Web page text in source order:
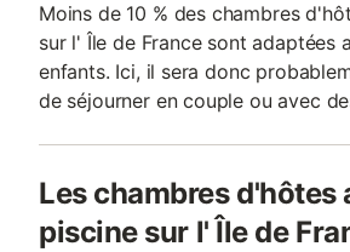
Moins de 10 % des chambres
sur l' Île de France sont adaptées
enfants. Ici, il sera donc
de séjourner en couple ou avec
Les chambres d'hôtes
piscine sur l' Île de